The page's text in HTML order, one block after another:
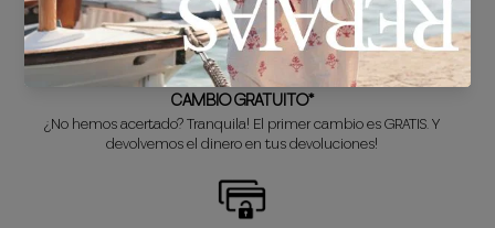
CAMBIO GRATUITO*
¿No hemos acertado? Tranquila! El primer cambio es GRATIS. Y
devolvemos el dinero en tus devoluciones!